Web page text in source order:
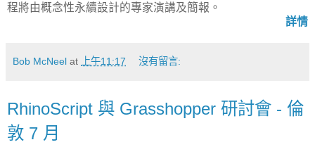
程將由概念性永續設計的專家演講及簡報。
詳情
Bob McNeel at 上午11:17 沒有留言:
RhinoScript 與 Grasshopper 研討會 - 倫
敦 7 月